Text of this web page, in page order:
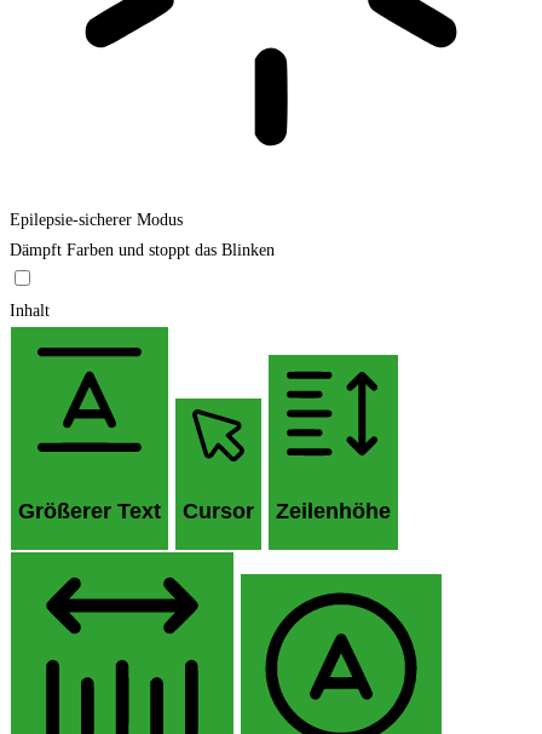
Epilepsie-sicherer Modus
Dämpft Farben und stoppt das Blinken
Inhalt
Größerer Text Cursor Zeilenhöhe